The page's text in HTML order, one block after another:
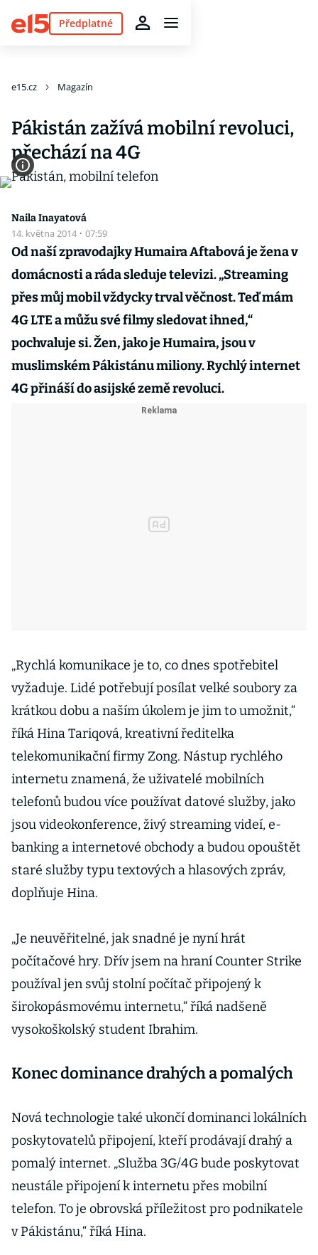
Předplatné
e15.cz Magazín
Pákistán zažívá mobilní revoluci,
přechází na 4G
Naila Inayatová
14. května 2014 · 07:59
Od naší zpravodajky Humaira Aftabová je žena v
domácnosti a ráda sleduje televizi. „Streaming
přes můj mobil vždycky trval věčnost. Teď mám
4G LTE a můžu své filmy sledovat ihned,“
pochvaluje si. Žen, jako je Humaira, jsou v
muslimském Pákistánu miliony. Rychlý internet
4G přináší do asijské země revoluci.
„Rychlá komunikace je to, co dnes spotřebitel
vyžaduje. Lidé potřebují posílat velké soubory za
krátkou dobu a naším úkolem je jim to umožnit,“
říká Hina Tariqová, kreativní ředitelka
telekomunikační firmy Zong. Nástup rychlého
internetu znamená, že uživatelé mobilních
telefonů budou více používat datové služby, jako
jsou videokonference, živý streaming videí, e-
banking a internetové obchody a budou opouštět
staré služby typu textových a hlasových zpráv,
doplňuje Hina.
„Je neuvěřitelné, jak snadné je nyní hrát
počítačové hry. Dřív jsem na hraní Counter Strike
používal jen svůj stolní počítač připojený k
širokopásmovému internetu,“ říká nadšeně
vysokoškolský student Ibrahim.
Konec dominance drahých a pomalých
Nová technologie také ukončí dominanci lokálních
poskytovatelů připojení, kteří prodávají drahý a
pomalý internet. „Služba 3G/4G bude poskytovat
neustále připojení k internetu přes mobilní
telefon. To je obrovská příležitost pro podnikatele
v Pákistánu,“ říká Hina.